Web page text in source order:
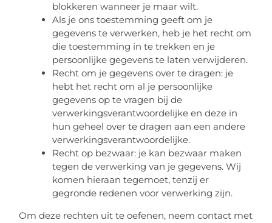
blokkeren wanneer je maar wilt.
Als je ons toestemming geeft om je
gegevens te verwerken, heb je het recht om
die toestemming in te trekken en je
persoonlijke gegevens te laten verwijderen.
Recht om je gegevens over te dragen: je
hebt het recht om al je persoonlijke
gegevens op te vragen bij de
verwerkingsverantwoordelijke en deze in
hun geheel over te dragen aan een andere
verwerkingsverantwoordelijke.
Recht op bezwaar: je kan bezwaar maken
tegen de verwerking van je gegevens. Wij
komen hieraan tegemoet, tenzij er
gegronde redenen voor verwerking zijn.
Om deze rechten uit te oefenen, neem contact met